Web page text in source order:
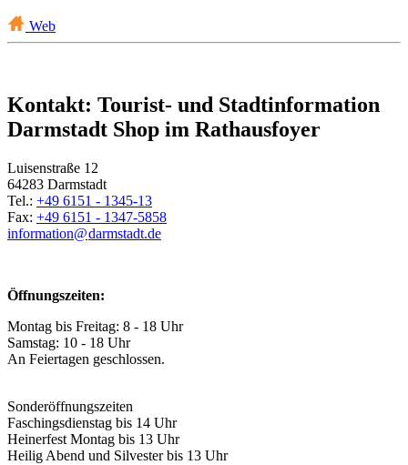
Web
Kontakt: Tourist- und Stadtinformation
Darmstadt Shop im Rathausfoyer
Luisenstraße 12
64283 Darmstadt
Tel.: +49 6151 - 1345-13
Fax: +49 6151 - 1347-5858
information@darmstadt.de
Öffnungszeiten:
Montag bis Freitag: 8 - 18 Uhr
Samstag: 10 - 18 Uhr
An Feiertagen geschlossen.
Sonderöffnungszeiten
Faschingsdienstag bis 14 Uhr
Heinerfest Montag bis 13 Uhr
Heilig Abend und Silvester bis 13 Uhr